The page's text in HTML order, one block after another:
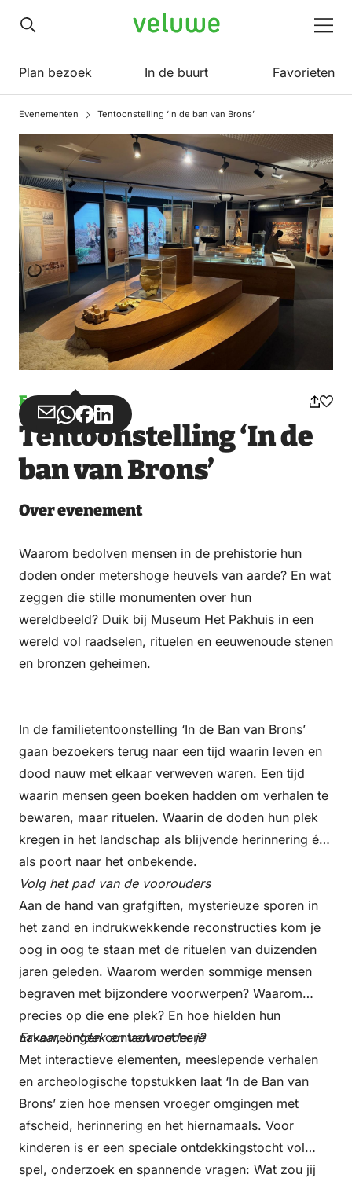
Veluwe
Plan bezoek In de buurt Favorieten
Evenementen Tentoonstelling ‘In de ban van Brons’
Evenement
Deel
via
Deel
via
Deel
op
Facebook
Deel
op
LinkedIn
Tentoonstelling ‘In de
ban van Brons’
Over evenement
Waarom bedolven mensen in de prehistorie hun
doden onder metershoge heuvels van aarde? En wat
zeggen die stille monumenten over hun
wereldbeeld? Duik bij Museum Het Pakhuis in een
wereld vol raadselen, rituelen en eeuwenoude stenen
en bronzen geheimen.
In de familietentoonstelling ‘In de Ban van Brons’
gaan bezoekers terug naar een tijd waarin leven en
dood nauw met elkaar verweven waren. Een tijd
waarin mensen geen boeken hadden om verhalen te
bewaren, maar rituelen. Waarin de doden hun plek
kregen in het landschap als blijvende herinnering én
als poort naar het onbekende.
Volg het pad van de voorouders
Aan de hand van grafgiften, mysterieuze sporen in
het zand en indrukwekkende reconstructies kom je
oog in oog te staan met de rituelen van duizenden
jaren geleden. Waarom werden sommige mensen
begraven met bijzondere voorwerpen? Waarom
precies op die ene plek? En hoe hielden hun
nakomelingen contact met hen?
Ervaar, ontdek en verwonder je
Met interactieve elementen, meeslepende verhalen
en archeologische topstukken laat ‘In de Ban van
Brons’ zien hoe mensen vroeger omgingen met
afscheid, herinnering en het hiernamaals. Voor
kinderen is er een speciale ontdekkingstocht vol
spel, onderzoek en spannende vragen: Wat zou jij
9 december 2026
10:30 – 16:30
donderdag
10 december 2026
10:30 – 16:30
vrijdag
11 december 2026
10:30 – 16:30
zaterdag
12 december 2026
10:30 – 16:30
dinsdag
15 december 2026
woensdag
16 december 2026
10:30 – 16:30
donderdag
17 december 2026
vrijdag
18 december 2026
10:30 – 16:30
zaterdag
19 december 2026
10:30 – 16:30
dinsdag
22 december 2026
10:30 – 16:30
woensdag
23 december 2026
10:30 – 16:30
donderdag
24 december 2026